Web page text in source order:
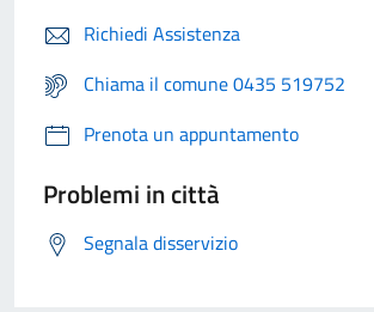
Richiedi Assistenza
Chiama il comune 0435 519752
Prenota un appuntamento
Problemi in città
Segnala disservizio